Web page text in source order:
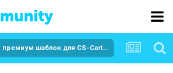
UniTheme2 - адаптивный премиум шаблон для CS-Cart и Multi-Vendor